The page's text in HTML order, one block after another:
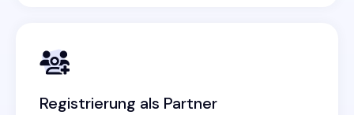
Registrierung als Partner